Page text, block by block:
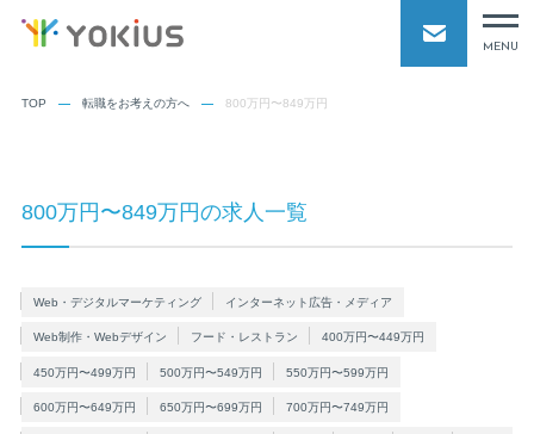
MENU
TOP 転職をお考えの方へ 800万円〜849万円
800万円〜849万円の求人一覧
Web・デジタルマーケティング インターネット広告・メディア
Web制作・Webデザイン フード・レストラン 400万円〜449万円
450万円〜499万円 500万円〜549万円 550万円〜599万円
600万円〜649万円 650万円〜699万円 700万円〜749万円